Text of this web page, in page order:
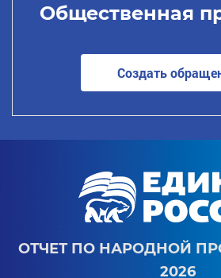
Общественная
Создать
ОТЧЕТ ПО НАРОДНОЙ
2026